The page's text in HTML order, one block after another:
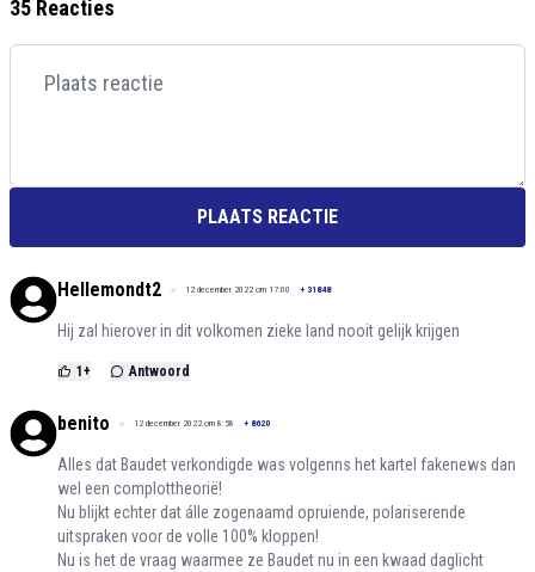
35 Reacties
PLAATS REACTIE
Hellemondt2 12 december 2022 om 17:00 + 31848
Hij zal hierover in dit volkomen zieke land nooit gelijk krijgen
1 + Antwoord
benito 12 december 2022 om 8:58 + 8620
Alles dat Baudet verkondigde was volgenns het kartel fakenews dan
wel een complottheorië!
Nu blijkt echter dat álle zogenaamd opruiende, polariserende
uitspraken voor de volle 100% kloppen!
Nu is het de vraag waarmee ze Baudet nu in een kwaad daglicht